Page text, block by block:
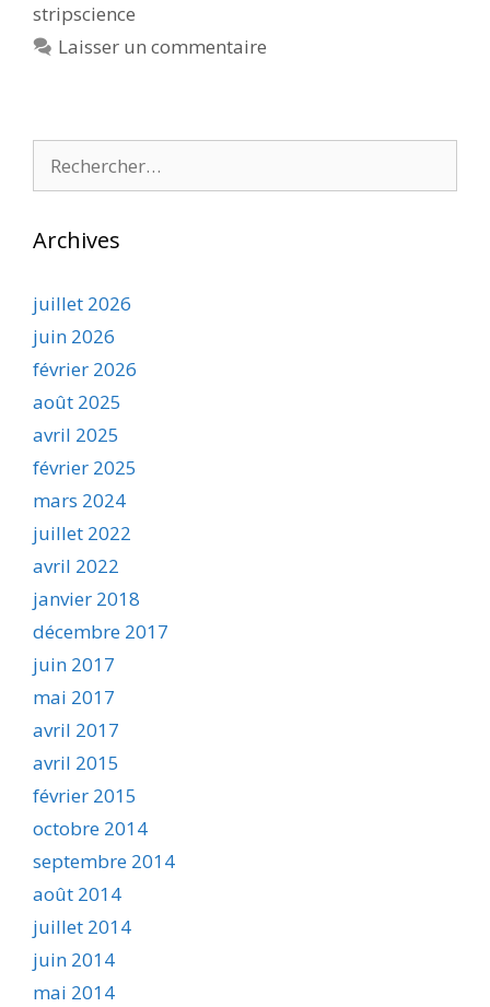
stripscience
Laisser un commentaire
Archives
juillet 2026
juin 2026
février 2026
août 2025
avril 2025
février 2025
mars 2024
juillet 2022
avril 2022
janvier 2018
décembre 2017
juin 2017
mai 2017
avril 2017
avril 2015
février 2015
octobre 2014
septembre 2014
août 2014
juillet 2014
juin 2014
mai 2014